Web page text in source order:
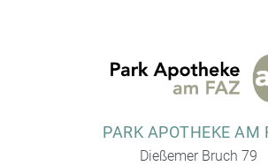
PARK APOTHEKE AM
Dießemer Bruch 79